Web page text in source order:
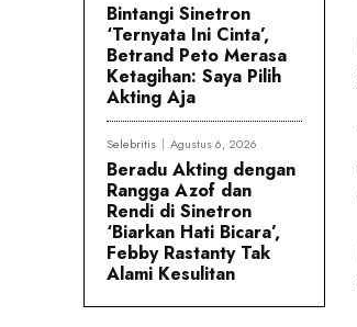
Bintangi Sinetron
‘Ternyata Ini Cinta’,
Betrand Peto Merasa
Ketagihan: Saya Pilih
Akting Aja
Selebritis Agustus 6, 2026
Beradu Akting dengan
Rangga Azof dan
Rendi di Sinetron
‘Biarkan Hati Bicara’,
Febby Rastanty Tak
Alami Kesulitan